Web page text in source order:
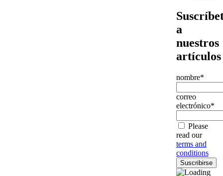
a
nuestros
artículos
nombre*
correo
electrónico*
Please
read our
terms and
conditions